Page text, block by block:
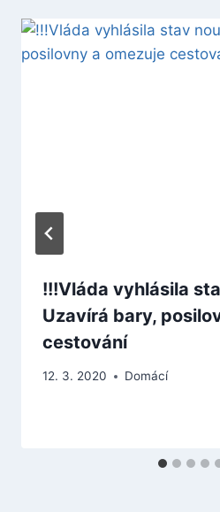
!!!Vláda vyhlásila
Uzavírá bary,
cestování
12. 3. 2020 Domácí